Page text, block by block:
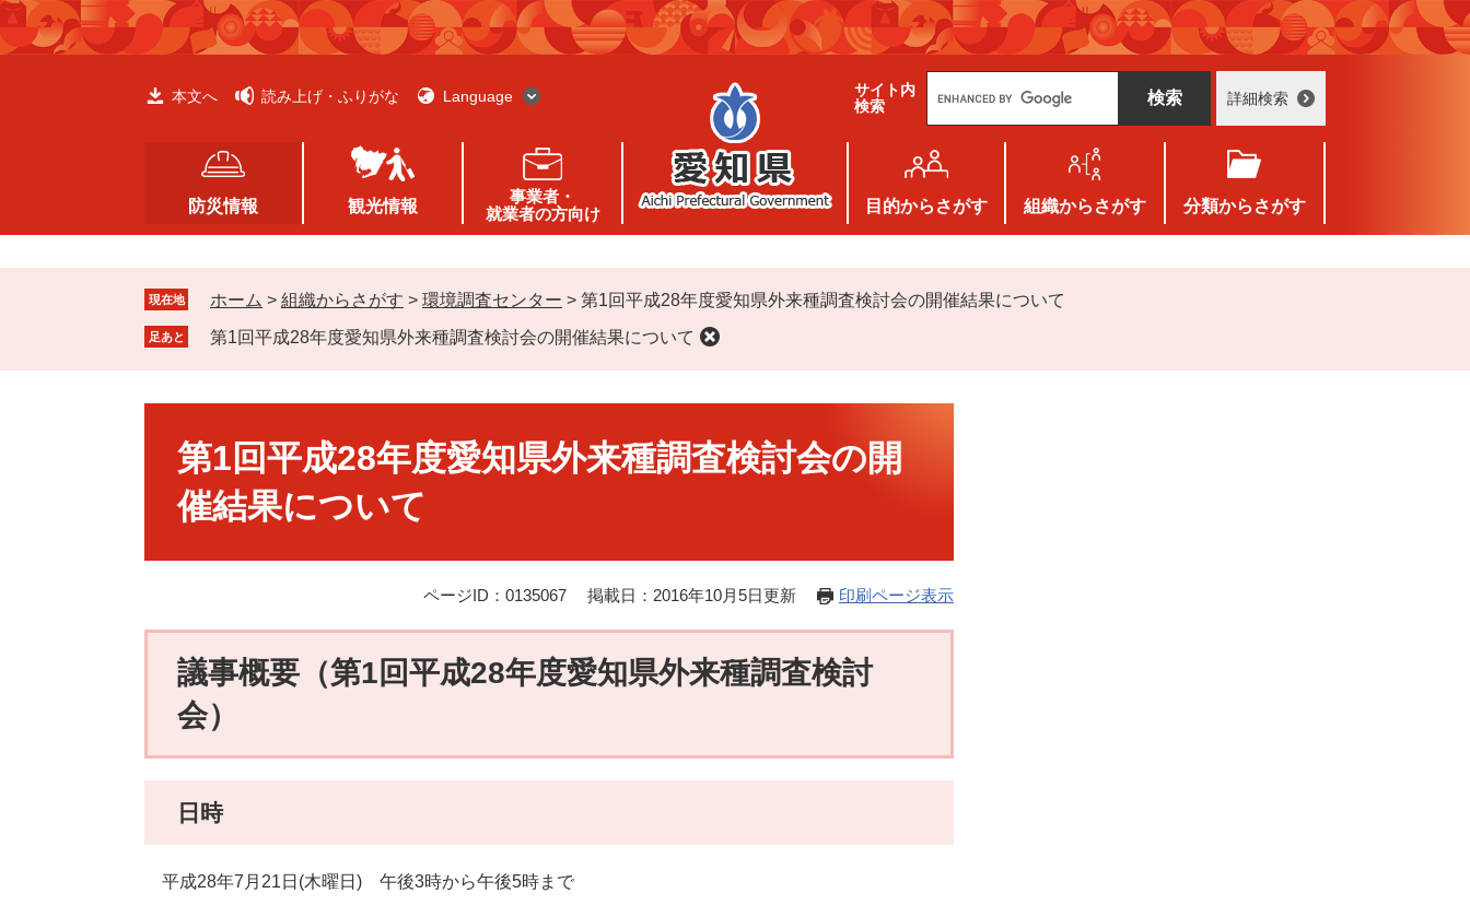
ペ
ー
メ
ニ
本文へ 読み上げ・ふりがな Language
サイト内
検索
g
e
カ
タ
ム
検
詳細検索
防災情報 観光情報
事業者・
就業者の方向け
目的からさがす 組織からさがす 分類からさがす
現在地 ホーム > 組織からさがす > 環境調査センター > 第1回平成28年度愛知県外来種調査検討会の開催結果について
足あと 第1回平成28年度愛知県外来種調査検討会の開催結果について
第1回平成28年度愛知県外来種調査検討会の開
催結果について
ページID：0135067 掲載日：2016年10月5日更新 印刷ページ表示
議事概要（第1回平成28年度愛知県外来種調査検討
会）
日時
平成28年7月21日(木曜日) 午後3時から午後5時まで